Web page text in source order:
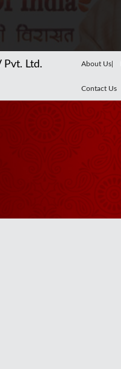
Pvt. Ltd. About Us|
Contact Us